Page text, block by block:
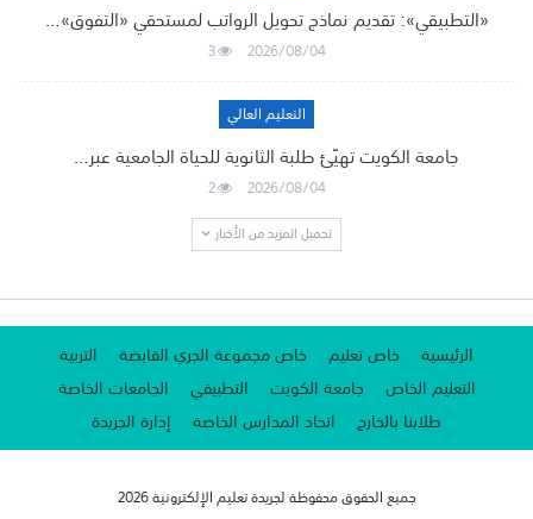
«التطبيقي»: تقديم نماذج تحويل الرواتب لمستحقي «التفوق»…
2026/08/04
3
التعليم العالي
جامعة الكويت تهيّئ طلبة الثانوية للحياة الجامعية عبر…
2026/08/04
2
تحميل المزيد من الأخبار
الرئيسية خاص تعليم خاص مجموعة الجري القابضة
التربية
التعليم الخاص
جامعة الكويت التطبيقي
الجامعات الخاصة
طلابنا بالخارج
اتحاد المدارس الخاصة إدارة الجريدة
جميع الحقوق محفوظة لجريدة تعليم الإلكترونية 2026